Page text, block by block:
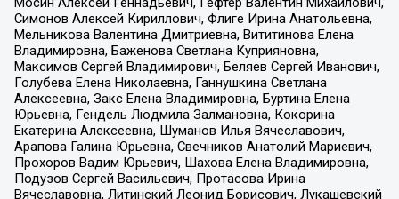
Симонов Алексей Кириллович, Флиге Ирина Анатольевна,
Мельникова Валентина Дмитриевна, Вититинова Елена
Владимировна, Баженова Светлана Куприяновна,
Максимов Сергей Владимирович, Беляев Сергей Иванович,
Голубева Елена Николаевна, Ганнушкина Светлана
Алексеевна, Закс Елена Владимировна, Буртина Елена
Юрьевна, Гендель Людмила Залмановна, Кокорина
Екатерина Алексеевна, Шуманов Илья Вячеславович,
Арапова Галина Юрьевна, Свечников Анатолий Мариевич,
Прохоров Вадим Юрьевич, Шахова Елена Владимировна,
Подузов Сергей Васильевич, Протасова Ирина
Вячеславовна, Литинский Леонид Борисович, Лукашевский